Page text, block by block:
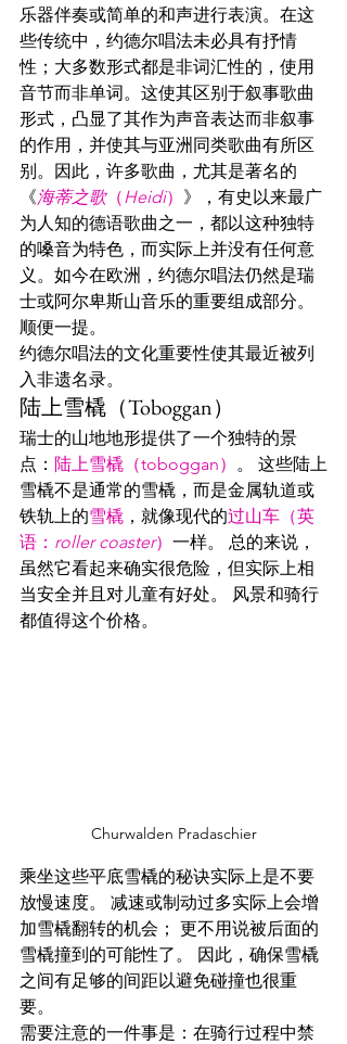
乐器伴奏或简单的和声进行表演。在这
些传统中，约德尔唱法未必具有抒情
性；大多数形式都是非词汇性的，使用
音节而非单词。这使其区别于叙事歌曲
形式，凸显了其作为声音表达而非叙事
的作用，并使其与亚洲同类歌曲有所区
别。因此，许多歌曲，尤其是著名的
《海蒂之歌（ Heidi） 》，有史以来最广
为人知的德语歌曲之一，都以这种独特
的嗓音为特色，而实际上并没有任何意
义。如今在欧洲，约德尔唱法仍然是瑞
士或阿尔卑斯山音乐的重要组成部分。
顺便一提。
约德尔唱法的文化重要性使其最近被列
入非遗名录。
陆上雪橇（Toboggan）
瑞士的山地地形提供了一个独特的景
点： 陆上雪橇（toboggan）
。 这些陆上
雪橇不是通常的雪橇，而是金属轨道或
铁轨上的雪橇 ，就像现代的过山车（英
语： roller coaster） 一样。 总的来说，
虽然它看起来确实很危险，但实际上相
当安全并且对儿童有好处。 风景和骑行
都值得这个价格。
Churwalden Pradaschier
乘坐这些平底雪橇的秘诀实际上是不要
放慢速度。 减速或制动过多实际上会增
加雪橇翻转的机会； 更不用说被后面的
雪橇撞到的可能性了。 因此，确保雪橇
之间有足够的间距以避免碰撞也很重
要。
需要注意的一件事是：在骑行过程中禁